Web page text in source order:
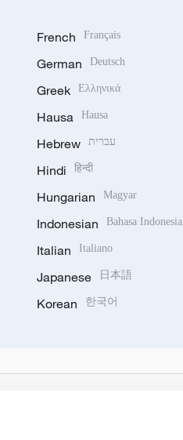
French Français
German Deutsch
Greek Ελληνικά
Hausa Hausa
Hebrew עברית
Hindi हिन्दी
Hungarian Magyar
Indonesian Bahasa Indonesia
Italian Italiano
Japanese 日本語
Korean 한국어